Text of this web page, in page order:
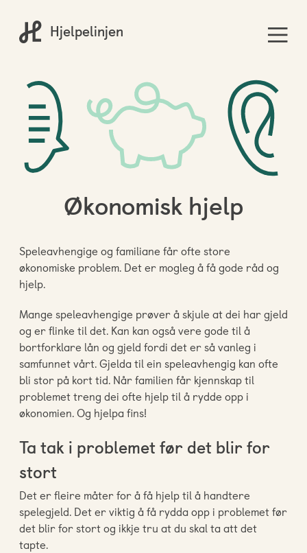
Hjelpelinjen
Økonomisk hjelp
Speleavhengige og familiane får ofte store
økonomiske problem. Det er mogleg å få gode råd og
hjelp.
Mange speleavhengige prøver å skjule at dei har gjeld
og er flinke til det. Kan kan også vere gode til å
bortforklare lån og gjeld fordi det er så vanleg i
samfunnet vårt. Gjelda til ein speleavhengig kan ofte
bli stor på kort tid. Når familien får kjennskap til
problemet treng dei ofte hjelp til å rydde opp i
økonomien. Og hjelpa fins!
Ta tak i problemet før det blir for
stort
Det er fleire måter for å få hjelp til å handtere
spelegjeld. Det er viktig å få rydda opp i problemet før
det blir for stort og ikkje tru at du skal ta att det
tapte.